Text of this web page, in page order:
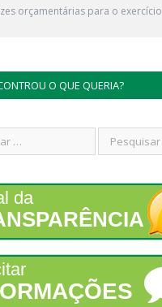
orçamentárias para o exercício
O QUE QUERIA?
da